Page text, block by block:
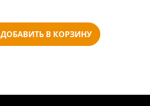
ДОБАВИТЬ В КОРЗИНУ